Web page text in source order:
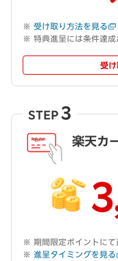
受け取り方法を見る
特典進呈には条件達成
受け
STEP 3
楽天カ
期間限定ポイントにて
進呈タイミングを見る